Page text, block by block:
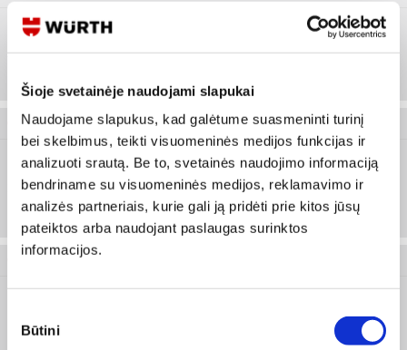
Šioje svetainėje naudojami slapukai
Naudojame slapukus, kad galėtume suasmeninti turinį
bei skelbimus, teikti visuomeninės medijos funkcijas ir
analizuoti srautą. Be to, svetainės naudojimo informaciją
bendriname su visuomeninės medijos, reklamavimo ir
analizės partneriais, kurie gali ją pridėti prie kitos jūsų
pateiktos arba naudojant paslaugas surinktos
informacijos.
pasirinkimas
Būtini
5
Prisijungti arba registruotis
0731 007 5
7.5 Prisijungti arba registruotis
Prisijungti arba registruotis